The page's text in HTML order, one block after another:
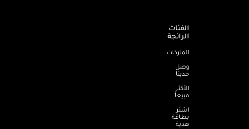
الفئات
الرائجة
الماركات
وصل
حديثاً
الأكثر
مبيعاً
اشترِ
بطاقة
هدية